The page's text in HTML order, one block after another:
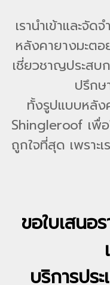
เรานำเข้าและจั
หลังคายางมะต
เชี่ยวชาญประสบ
ปรึก
ทั้งรูปแบบหลัง
Shingleroof เพื่
ถูกใจที่สุด เพราะ
ขอใบเสนอ
บริการปร